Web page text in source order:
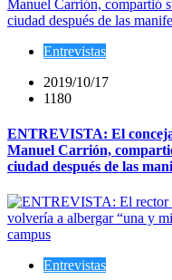
Entrevistas
2019/10/17
1180
ENTREVISTA: El
Manuel Carrión,
ciudad después de las
Entrevistas